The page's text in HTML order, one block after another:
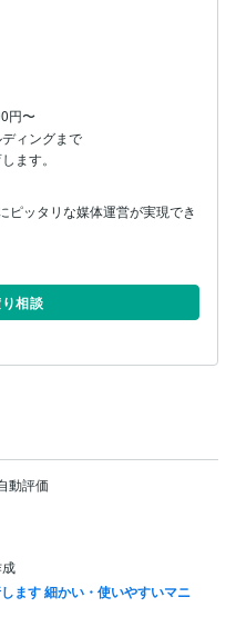
円〜
ィングまで
ます。
ピッタリな媒体運営が実現でき
相談
動評価
ます 細かい・使いやすいマニ